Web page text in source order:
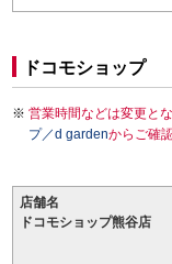
ドコモショップ
営業時間などは変更と
プ／d gardenからご確
店舗名
ドコモショップ熊谷店